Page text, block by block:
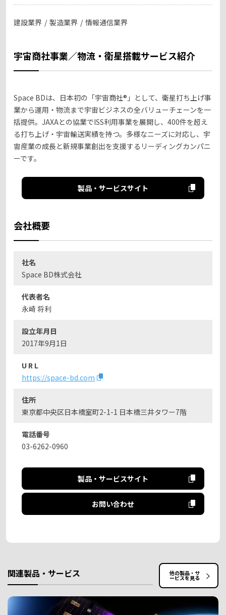
建設業界 製造業界 情報通信業界
宇宙商社事業／物流・衛星搭載サービス紹介
Space BDは、日本初の「宇宙商社®」として、衛星打ち上げ事
業から運用・物流まで宇宙ビジネスの全バリューチェーンを一
括提供。JAXAとの協業でISS利用事業を展開し、400件を超え
る打ち上げ・宇宙輸送実績を持つ。多様なニーズに対応し、宇
宙産業の成長と新規事業創出を支援するリーディングカンパニ
ーです。
製品・サービスサイト
会社概要
社名
Space BD株式会社
代表者名
永崎 将利
設立年月日
2017年9月1日
U R L
https://space-bd.com
住所
東京都中央区日本橋室町2-1-1 日本橋三井タワー7階
電話番号
03-6262-0960
製品・サービスサイト
お問い合わせ
関連製品・サービス 他の製品・サ
ービスを見る